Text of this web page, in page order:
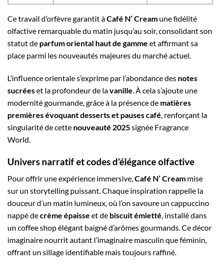
Ce travail d’orfèvre garantit àCafé N’ Cream une fidélité
olfactive remarquable du matin jusqu’au soir, consolidant son
statut de parfum oriental haut de gamme et affirmant sa
place parmi les nouveautés majeures du marché actuel.
L’influence orientale s’exprime par l’abondance des notes
sucréeset la profondeur de lavanille . À cela s’ajoute une
modernité gourmande, grâce à la présence de matières
premières évoquant desserts et pauses café , renforçant la
singularité de cette nouveauté 2025signée Fragrance
World.
Univers narratif et codes d’élégance olfactive
Pour offrir une expérience immersive,Café N’ Cream mise
sur un storytelling puissant. Chaque inspiration rappelle la
douceur d’un matin lumineux, où l’on savoure un cappuccino
nappé decrème épaisse et de biscuit émietté, installé dans
un coffee shop élégant baigné d’arômes gourmands. Ce décor
imaginaire nourrit autant l’imaginaire masculin que féminin,
offrant un sillage identifiable mais toujours raffiné.